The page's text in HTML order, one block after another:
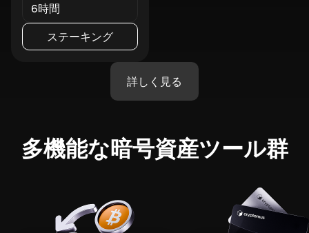
6時間
ステーキング
詳しく見る
多機能な暗号資産ツール群